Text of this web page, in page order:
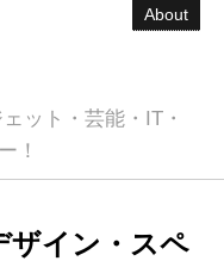
About
ット・芸能・IT・
！
ザイン・スペ